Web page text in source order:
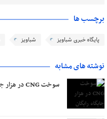
برچسب ها
پایگاه خبری شباویز شباویز
نوشته های مشابه
سوخت CNG در هزار جایگاه رایگان شد